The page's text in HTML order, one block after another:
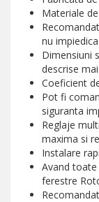
Materiale
nu
Dimensiuni
descrise
Coeficient
Pot fi
siguranta
Reglaje
maxima si
Instalare
Avand
ferestre